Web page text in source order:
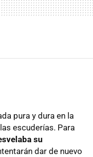
pura y dura en la
escuderías. Para
su
dar de nuevo